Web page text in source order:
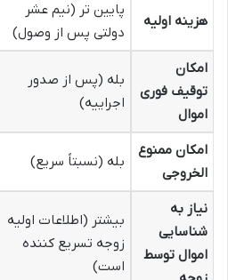
هزینه اولیه
پایین تر (نیم عشر
دولتی پس از وصول)
امکان
توقیف فوری
اموال
بله (پس از صدور
اجراییه)
امکان ممنوع
الخروجی
بله (نسبتاً سریع)
نیاز به
شناسایی
اموال توسط
بیشتر (اطلاعات اولیه
زوجه تسریع کننده
است)